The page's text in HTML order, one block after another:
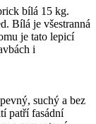
bílá 15 kg.
Bílá je všestranná
je tato lepicí
i
suchý a bez
patří fasádní